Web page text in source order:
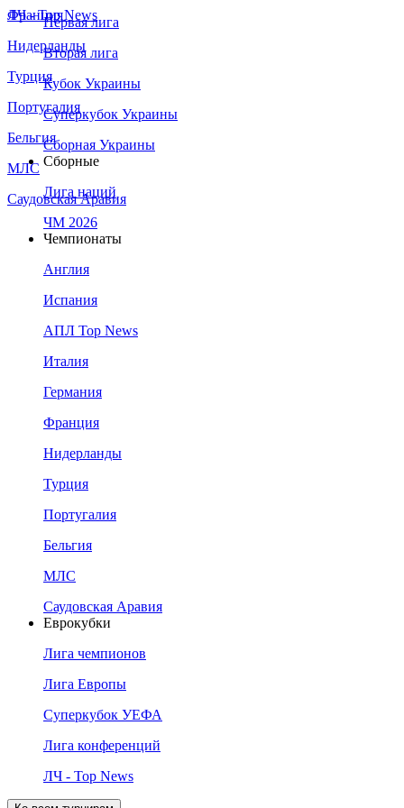
Франция
Нидерланды
Турция
Португалия
Бельгия
МЛС
Саудовская Аравия
ЛЧ - Top News
Первая лига
Вторая лига
Кубок Украины
Суперкубок Украины
Сборная Украины
Сборные
Лига наций
ЧМ 2026
Чемпионаты
Англия
Испания
АПЛ Top News
Италия
Германия
Франция
Нидерланды
Турция
Португалия
Бельгия
МЛС
Саудовская Аравия
Еврокубки
Лига чемпионов
Лига Европы
Суперкубок УЕФА
Лига конференций
ЛЧ - Top News